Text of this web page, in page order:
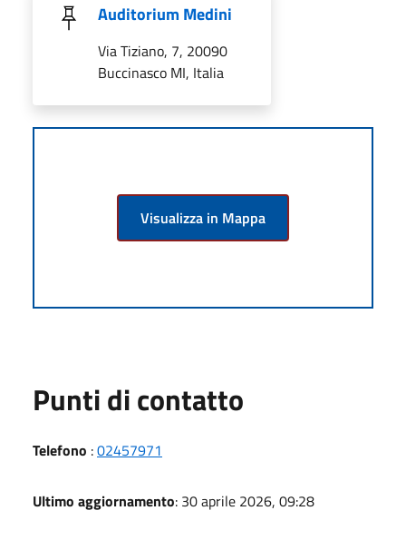
Auditorium Medini
Via Tiziano, 7, 20090
Buccinasco MI, Italia
Visualizza in Mappa
Punti di contatto
Telefono :02457971
Ultimo aggiornamento: 30 aprile 2026, 09:28